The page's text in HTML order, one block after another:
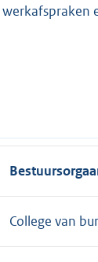
College van